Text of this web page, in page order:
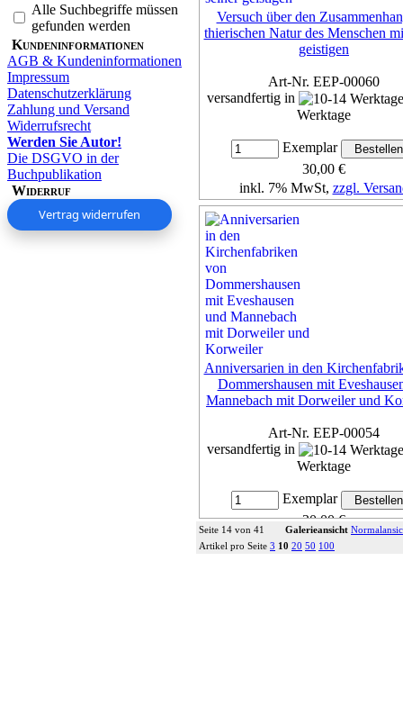
Alle Suchbegriffe müssen
gefunden werden
Kundeninformationen
AGB & Kundeninformationen
Impressum
Datenschutzerklärung
Zahlung und Versand
Widerrufsrecht
Werden Sie Autor!
Die DSGVO in der
Buchpublikation
Widerruf
Vertrag widerrufen
Versuch über den
thierischen Natur des Menschen
geistigen
Art-Nr. EEP-00060
versandfertig in
Werktage
Exemplar
30,00 €
inkl. 7% MwSt, zzgl.
Details...
Anniversarien in den
Dommershausen mit
Mannebach mit Dorweiler und
Art-Nr. EEP-00054
versandfertig in
Werktage
Exemplar
30,00 €
inkl. 7% MwSt,zzgl.
Seite 14 von 41 Galerieansicht
Artikel pro Seite 3 10 20 50 100